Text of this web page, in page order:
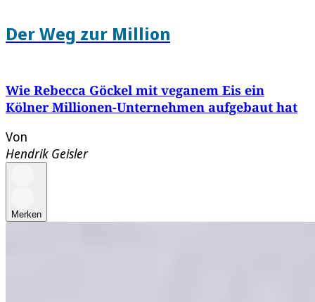
Der Weg zur Million
Wie Rebecca Göckel mit veganem Eis ein
Kölner Millionen-Unternehmen aufgebaut hat
Von
Hendrik Geisler
Merken